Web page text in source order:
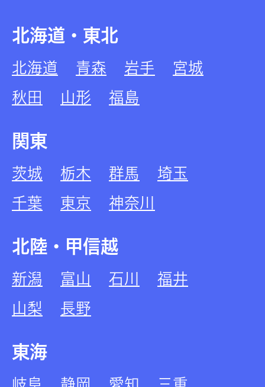
北海道・東北
北海道 青森 岩手
宮城
秋田
山形 福島
関東
茨城 栃木 群馬
埼玉
千葉
東京 神奈川
北陸・甲信越
新潟 富山 石川
福井
山梨
長野
東海